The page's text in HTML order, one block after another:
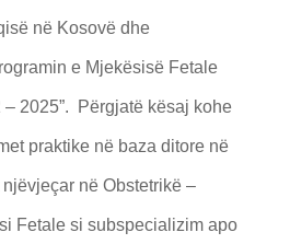
në Kosovë dhe
e Mjekësisë Fetale
2025”. Përgjatë kësaj kohe
praktike në baza ditore në
në Obstetrikë –
Fetale si subspecializim apo